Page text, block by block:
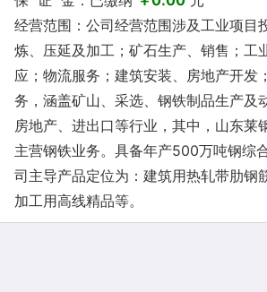
经营范围：公司经营范围涉及工业项目
炼、压延及加工；矿石生产、销售；工
应；物流服务；建筑安装、房地产开发
务，涵盖矿山、采选、钢铁制品生产及
房地产、进出口等行业，其中，山东莱
主营钢铁业务。具备年产500万吨钢综
司主导产品定位为：建筑用热轧带肋钢
加工用高线精品等。